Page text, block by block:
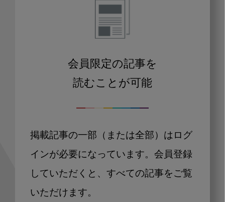
会員限定の記事を
読むことが可能
掲載記事の一部（または全部）はログ
インが必要になっています。会員登録
していただくと、すべての記事をご覧
いただけます。